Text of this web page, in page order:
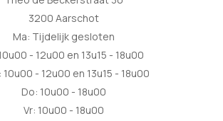
3200 Aarschot
Ma: Tijdelijk gesloten
- 12u00 en 13u15 - 18u00
10u00 - 12u00 en 13u15 - 18u00
Do: 10u00 - 18u00
Vr: 10u00 - 18u00